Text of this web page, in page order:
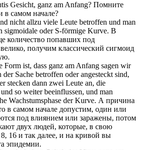
Gesicht, ganz am Anfang? Помните
в самом начале?
nicht allzu viele Leute betroffen und man
sigmoidale oder S-förmige Kurve. В
количество попавших под
получим классический сигмоид
Form ist, dass ganz am Anfang sagen wir
Sache betroffen oder angesteckt sind,
stecken dann zwei Leute an, die
so weiter beeinflussen, und man
Wachstumsphase der Kurve. А причина
в самом начале допустим, один или
под влиянием или заражены, потом
двух людей, которые, в свою
16 и так далее, и на кривой вы
эпидемии.